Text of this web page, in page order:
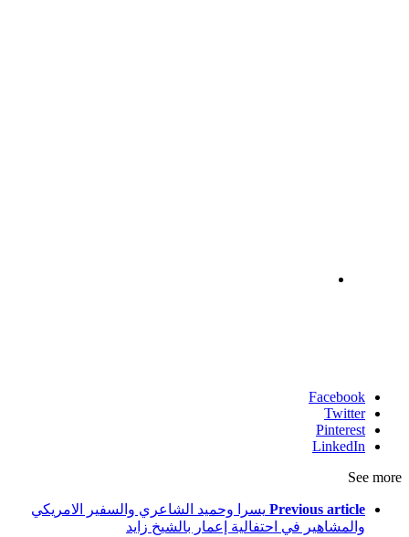
Facebook
Twitter
Pinterest
LinkedIn
See more
Previous article يسرا وحميد الشاعري والسفير الامريكي
والمشاهير في احتفالية إعمار بالشيخ زايد